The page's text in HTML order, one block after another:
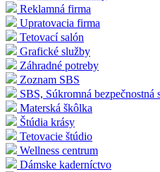
Reklamná firma
Upratovacia firma
Tetovací salón
Grafické služby
Záhradné potreby
Zoznam SBS
SBS, Súkromná bezpečnostná
Materská škôlka
Štúdia krásy
Tetovacie štúdio
Wellness centrum
Dámske kaderníctvo